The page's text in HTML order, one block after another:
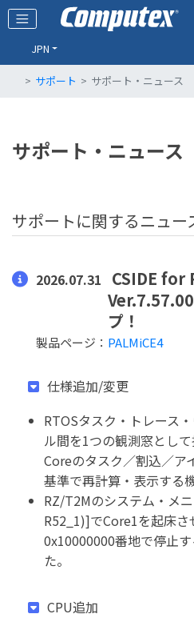
JPN
サポート サポート・ニュース
サポート・ニュース
サポートに関するニュー
2026.07.31
CSIDE for
プ！
製品ページ： PALMiCE4
仕様追加/変更
RTOSタスク・トレース
ル間を1つの観測窓とし
Coreのタスク／割込／ア
基準で再計算・表示する
RZ/T2Mのシステム・メ
R52_1)]でCore1を起床
0x10000000番地で停止
た。
CPU追加